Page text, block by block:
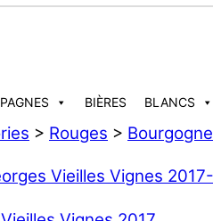
BIÈRES BLANCS
> Rouges > Bourgogne